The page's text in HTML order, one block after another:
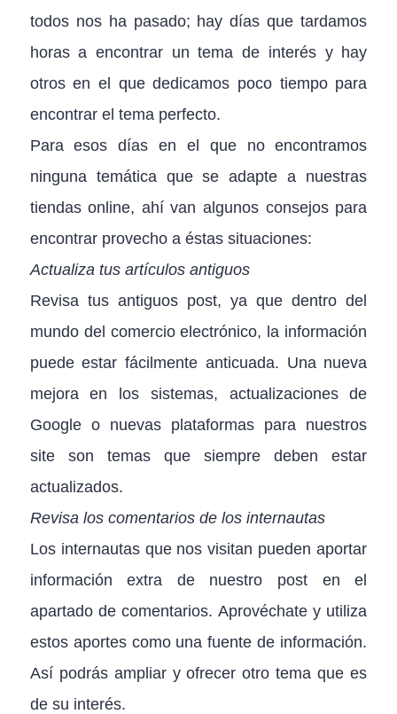
todos nos ha pasado; hay días que tardamos
horas a encontrar un tema de interés y hay
otros en el que dedicamos poco tiempo para
encontrar el tema perfecto.
Para esos días en el que no encontramos
ninguna temática que se adapte a nuestras
tiendas online, ahí van algunos consejos para
encontrar provecho a éstas situaciones:
Actualiza tus artículos antiguos
Revisa tus antiguos post, ya que dentro del
mundo del comercio electrónico, la información
puede estar fácilmente anticuada. Una nueva
mejora en los sistemas, actualizaciones de
Google o nuevas plataformas para nuestros
site son temas que siempre deben estar
actualizados.
Revisa los comentarios de los internautas
Los internautas que nos visitan pueden aportar
información extra de nuestro post en el
apartado de comentarios. Aprovéchate y utiliza
estos aportes como una fuente de información.
Así podrás ampliar y ofrecer otro tema que es
de su interés.